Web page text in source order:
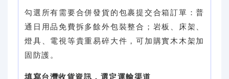
勾選所有需要合併發貨的包裹提交合箱訂單：普
通日用品免費拆多餘外包裝整合；岩板、床架、
燈具、電視等貴重易碎大件，可加購實木木架加
固防護。
填寫台灣收貨資訊，選定運輸渠道